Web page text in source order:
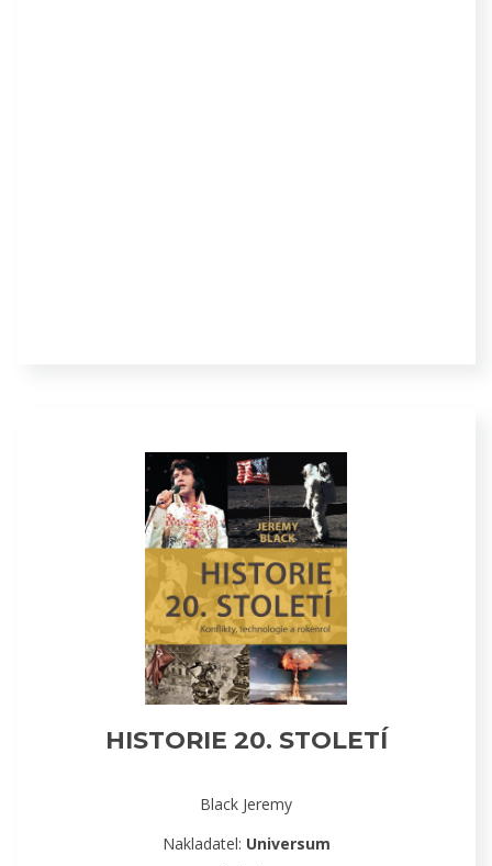
HISTORIE 20. STOLETÍ
Black Jeremy
Nakladatel: Universum